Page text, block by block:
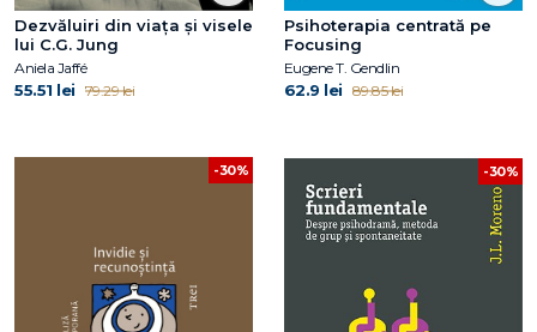
Dezvăluiri din viața și visele
lui C.G. Jung
Aniela Jaffé
55.51 lei 79.29 lei
Psihoterapia centrată pe
Focusing
Eugene T. Gendlin
62.9 lei 89.85 lei
-30% -30%